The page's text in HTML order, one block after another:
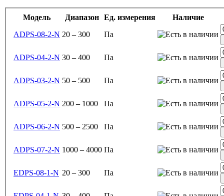
Модель Диапазон Ед. измерения
Наличие
ADPS-08-2-N 20 – 300 Па
ADPS-04-2-N 30 – 400 Па
ADPS-03-2-N 50 – 500 Па
ADPS-05-2-N 200 – 1000 Па
ADPS-06-2-N 500 – 2500 Па
ADPS-07-2-N 1000 – 4000 Па
EDPS-08-1-N 20 – 300 Па